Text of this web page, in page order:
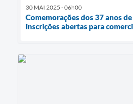
30 MAI 2025 - 06h00
Comemorações dos 37 anos
inscrições abertas para